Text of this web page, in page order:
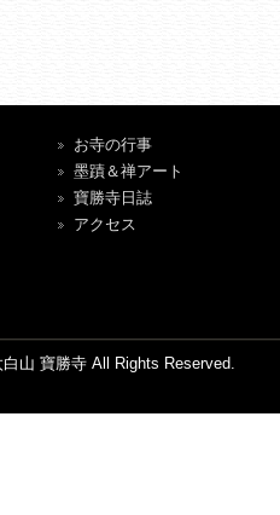
お寺の行事
墨蹟＆禅アート
寶勝寺日誌
アクセス
山 寶勝寺 All Rights Reserved.